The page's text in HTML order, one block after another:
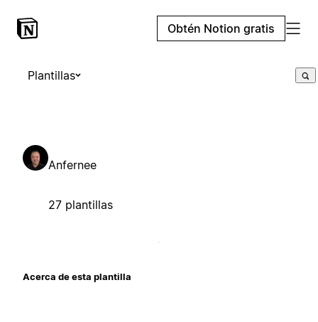
Obtén Notion gratis
Plantillas
Anfernee
27 plantillas
Acerca de esta plantilla